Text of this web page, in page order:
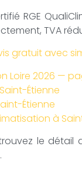
RGE
TVA
gratuit avec
Loire 2026 —
Étienne
Étienne
à
le détail